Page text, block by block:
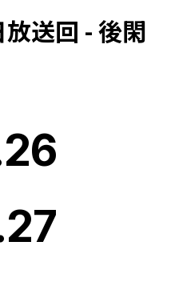
送回 - 後閑